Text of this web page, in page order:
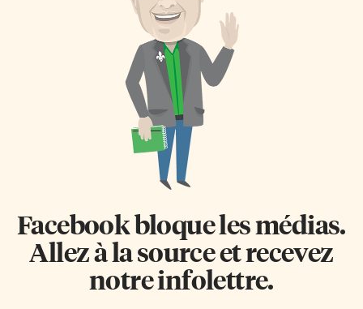
Facebook bloque les médias.
Allez à la source et recevez
notre infolettre.